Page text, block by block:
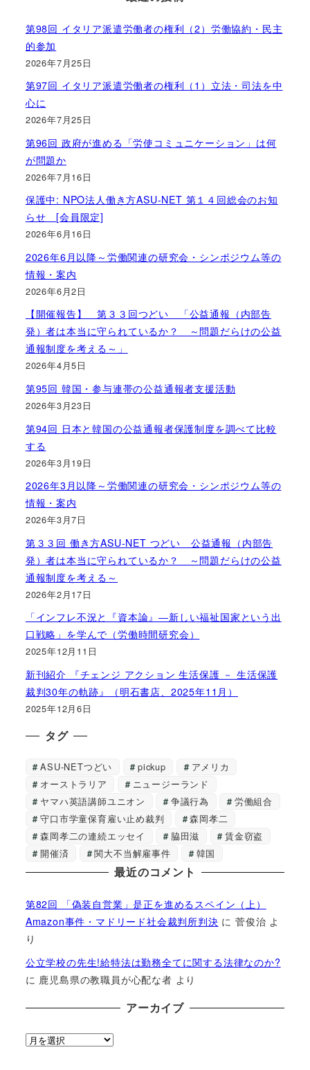
第98回 イタリア派遣労働者の権利（2）労働協約・民主
的参加
2026年7月25日
第97回 イタリア派遣労働者の権利（1）立法・司法を中
心に
2026年7月25日
第96回 政府が進める「労使コミュニケーション」は何
が問題か
2026年7月16日
保護中: NPO法人働き方ASU-NET 第１４回総会のお知
らせ [会員限定]
2026年6月16日
2026年6月以降～労働関連の研究会・シンポジウム等の
情報・案内
2026年6月2日
【開催報告】 第３３回つどい 「公益通報（内部告
発）者は本当に守られているか？ ～問題だらけの公益
通報制度を考える～」
2026年4月5日
第95回 韓国・参与連帯の公益通報者支援活動
2026年3月23日
第94回 日本と韓国の公益通報者保護制度を調べて比較
する
2026年3月19日
2026年3月以降～労働関連の研究会・シンポジウム等の
情報・案内
2026年3月7日
第３３回 働き方ASU-NET つどい 公益通報（内部告
発）者は本当に守られているか？ ～問題だらけの公益
通報制度を考える～
2026年2月17日
「インフレ不況と『資本論』―新しい福祉国家という出
口戦略」を学んで（労働時間研究会）
2025年12月11日
新刊紹介 『チェンジ アクション 生活保護 － 生活保護
裁判30年の軌跡』（明石書店、2025年11月）
2025年12月6日
タグ
ASU-NETつどい pickup
アメリカ
オーストラリア
ニュージーランド
ヤマハ英語講師ユニオン
争議行為
労働組合
守口市学童保育雇い止め裁判
森岡孝二
森岡孝二の連続エッセイ
脇田滋
賃金窃盗
開催済
関大不当解雇事件 韓国
最近のコメント
第82回 「偽装自営業」是正を進めるスペイン（上）
Amazon事件・マドリード社会裁判所判決 に菅俊治 よ
り
公立学校の先生!給特法は勤務全てに関する法律なのか?
に 鹿児島県の教職員が心配な者 より
アーカイブ
ア